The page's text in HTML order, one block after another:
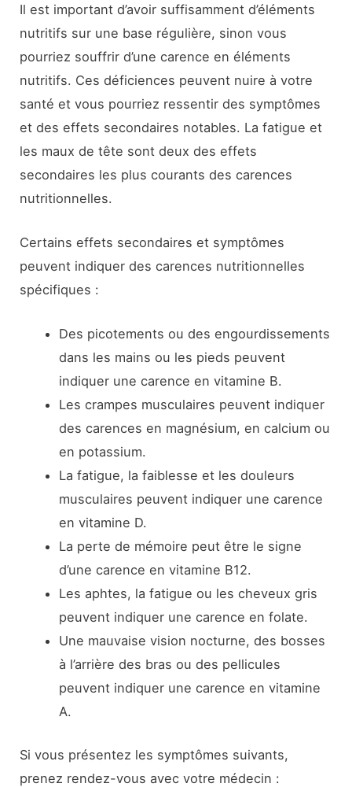
Il est important d’avoir suffisamment d’éléments
nutritifs sur une base régulière, sinon vous
pourriez souffrir d’une carence en éléments
nutritifs. Ces déficiences peuvent nuire à votre
santé et vous pourriez ressentir des symptômes
et des effets secondaires notables. La fatigue et
les maux de tête sont deux des effets
secondaires les plus courants des carences
nutritionnelles.
Certains effets secondaires et symptômes
peuvent indiquer des carences nutritionnelles
spécifiques :
Des picotements ou des engourdissements
dans les mains ou les pieds peuvent
indiquer une carence en vitamine B.
Les crampes musculaires peuvent indiquer
des carences en magnésium, en calcium ou
en potassium.
La fatigue, la faiblesse et les douleurs
musculaires peuvent indiquer une carence
en vitamine D.
La perte de mémoire peut être le signe
d’une carence en vitamine B12.
Les aphtes, la fatigue ou les cheveux gris
peuvent indiquer une carence en folate.
Une mauvaise vision nocturne, des bosses
à l’arrière des bras ou des pellicules
peuvent indiquer une carence en vitamine
A.
Si vous présentez les symptômes suivants,
prenez rendez-vous avec votre médecin :